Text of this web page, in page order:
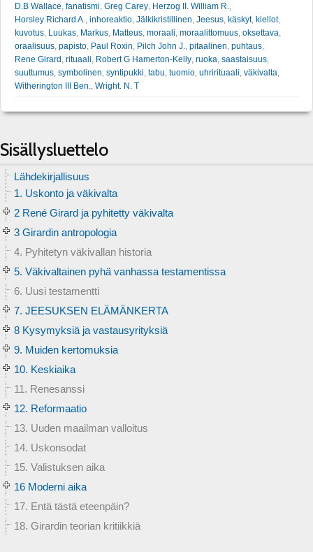
D.B Wallace fanatismi Greg Carey Herzog II. William R.
Horsley Richard A.
inhoreaktio Jälkikristillinen Jeesus käskyt, kiellot,
kuvotus Luukas Markus Matteus moraali moraalittomuus oksettava
oraalisuus papisto Paul Roxin Pilch John J. pitaalinen puhtaus
Rene Girard rituaali Robert G Hamerton-Kelly ruoka saastaisuus
suuttumus symbolinen syntipukki tabu tuomio uhrirituaali väkivalta
Witherington III Ben.
Wright. N. T
Sisällysluettelo
Lähdekirjallisuus
1. Uskonto ja väkivalta
2 René Girard ja pyhitetty väkivalta
3 Girardin antropologia
4. Pyhitetyn väkivallan historia
5. Väkivaltainen pyhä vanhassa testamentissa
6. Uusi testamentti
7. JEESUKSEN ELÄMÄNKERTA
8 Kysymyksiä ja vastausyrityksiä
9. Muiden kertomuksia
10. Keskiaika
11. Renesanssi
12. Reformaatio
13. Uuden maailman valloitus
14. Uskonsodat
15. Valistuksen aika
16 Moderni aika
17. Entä tästä eteenpäin?
18. Girardin teorian kritiikkiä